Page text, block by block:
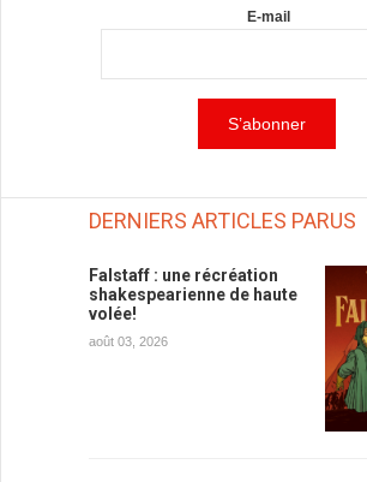
E-mail
DERNIERS ARTICLES PARUS
Falstaff : une récréation
shakespearienne de haute
volée!
août 03, 2026